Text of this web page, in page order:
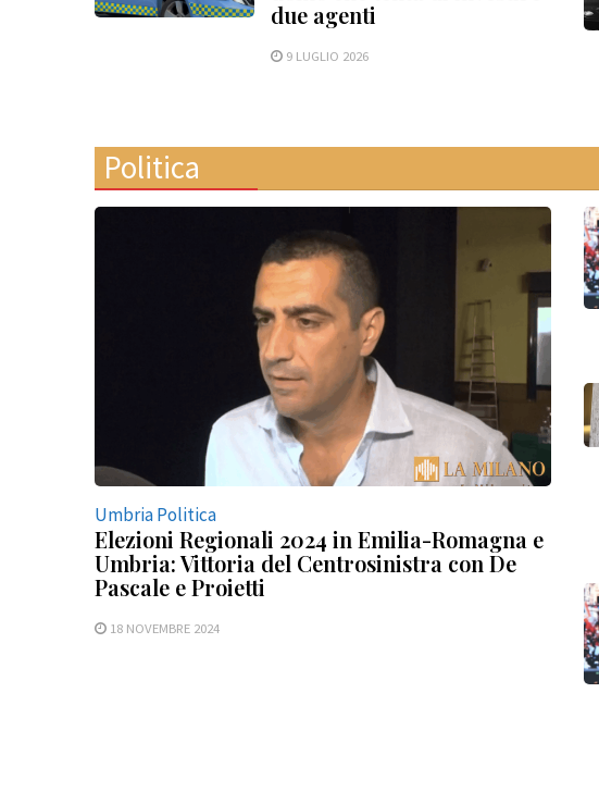
due agenti
9 LUGLIO 2026
Politica
Umbria Politica
Elezioni Regionali 2024 in Emilia-Romagna e
Umbria: Vittoria del Centrosinistra con De
Pascale e Proietti
18 NOVEMBRE 2024